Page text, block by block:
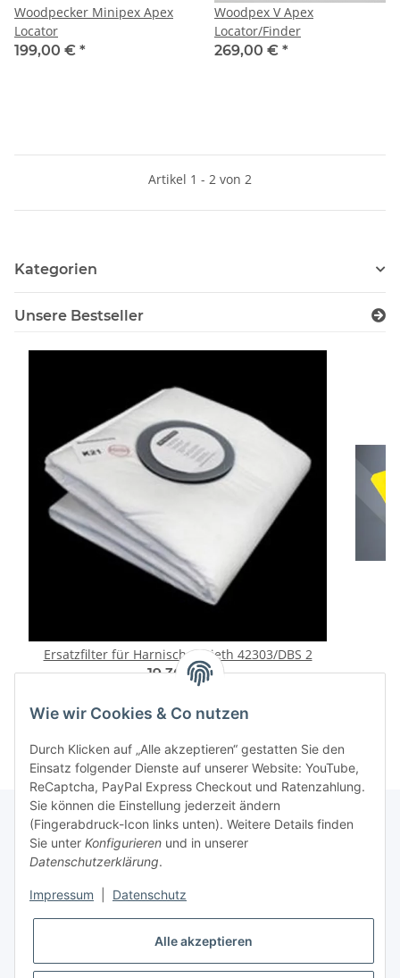
Woodpecker Minipex Apex
Locator
199,00 € *
Woodpex V Apex
Locator/Finder
269,00 € *
Artikel 1 - 2 von 2
Kategorien
Unsere Bestseller
Ersatzfilter für Harnisch & Rieth 42303/DBS 2
19,30 €*
Rechtliche Hinweise
Produktinformationen
Wie wir Cookies & Co nutzen
Durch Klicken auf „Alle akzeptieren“ gestatten Sie den
Einsatz folgender Dienste auf unserer Website: YouTube,
ReCaptcha, PayPal Express Checkout und Ratenzahlung.
Sie können die Einstellung jederzeit ändern
(Fingerabdruck-Icon links unten). Weitere Details finden
Sie unter Konfigurieren und in unserer
Datenschutzerklärung.
Impressum Datenschutz
Alle akzeptieren